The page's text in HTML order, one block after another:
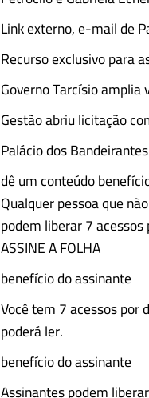
Link externo, e-mail de
Recurso exclusivo para
Governo Tarcísio
Gestão abriu licitação
Palácio dos
dê um conteúdo
Qualquer pessoa que
podem liberar 7 acessos
ASSINE A FOLHA
benefício do assinante
Você tem 7 acessos por
poderá ler.
benefício do assinante
Assinantes podem